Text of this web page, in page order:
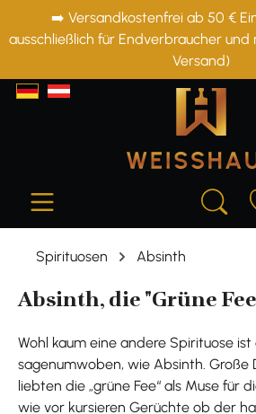
springen
➡️ Versandkostenfrei ab 50 €
ausschließlich für Endverbraucher
Versand)
Spirituosen Absinth
Absinth, die "Grüne
Wohl kaum eine andere Spirituose
sagenumwoben, wie Absinth. Große
liebten die „grüne Fee“ als Muse für
wie vor kursieren Gerüchte ob der